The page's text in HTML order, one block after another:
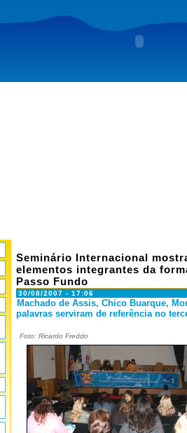
Seminário Internacional
elementos integrantes da
Passo Fundo
30/08/2007 - 17:06
Machado de Assis, Chico Buarque,
palavras serviram de referência no
Foto: Ricardo Freddo